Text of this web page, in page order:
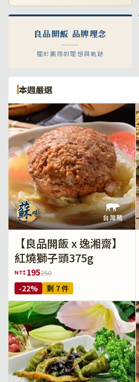
良品開飯 品牌理念
關於團隊的理想與軌跡
本週嚴選
【良品開飯 x 逸湘齋】
紅燒獅子頭375g
NT$ 195250
-22% 剩 7 件